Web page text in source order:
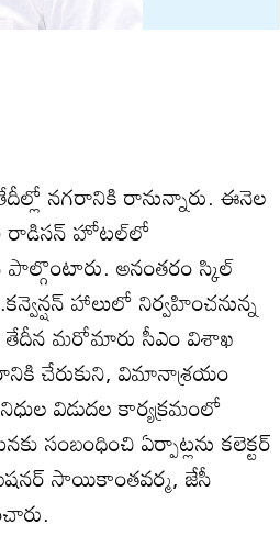
నగరానికి రానున్నారు. ఈనెల
రాడిసన్‌ హోటల్‌లో
అనంతరం స్కిల్‌
హాలులో నిర్వహించనున్న
తేదీన మరోమారు సీఎం విశాఖ
చేరుకుని, విమానాశ్రయం
విడుదల కార్యక్రమంలో
సంబంధించి ఏర్పాట్లను కలెక్టర్‌
సాయికాంతవర్మ, జేసీ